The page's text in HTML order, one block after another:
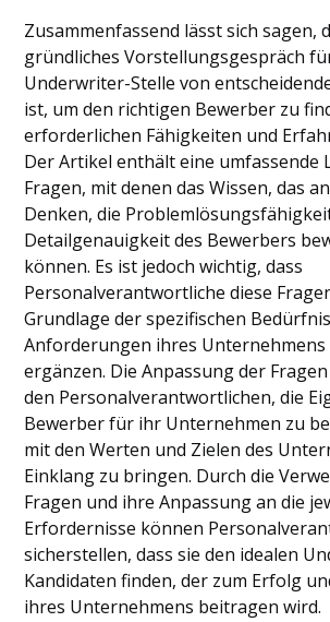
Zusammenfassend lässt sich sagen,
gründliches Vorstellungsgespräch
Underwriter-Stelle von
ist, um den richtigen Bewerber zu
erforderlichen Fähigkeiten und
Der Artikel enthält eine umfassende
Fragen, mit denen das Wissen, das
Denken, die
Detailgenauigkeit des Bewerbers
können. Es ist jedoch wichtig, dass
Personalverantwortliche diese
Grundlage der spezifischen
Anforderungen ihres
ergänzen. Die Anpassung der
den Personalverantwortlichen, die
Bewerber für ihr Unternehmen zu
mit den Werten und Zielen des
Einklang zu bringen. Durch die
Fragen und ihre Anpassung an die
Erfordernisse können
sicherstellen, dass sie den idealen
Kandidaten finden, der zum Erfolg
ihres Unternehmens beitragen wird.